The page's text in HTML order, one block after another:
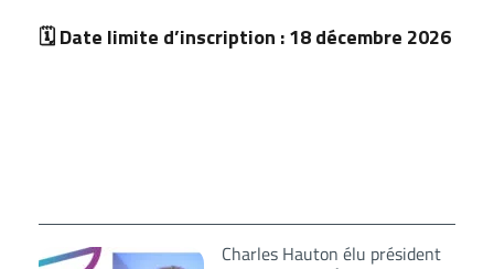
🗓️Date limite d’inscription : 18 décembre 2026
Charles Hauton élu président